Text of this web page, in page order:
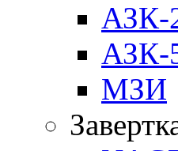
АЗК-
АЗК-
МЗИ